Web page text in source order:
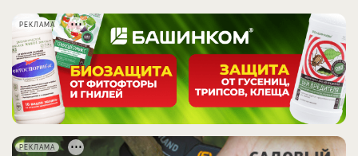
РЕКЛАМА
РЕКЛАМА